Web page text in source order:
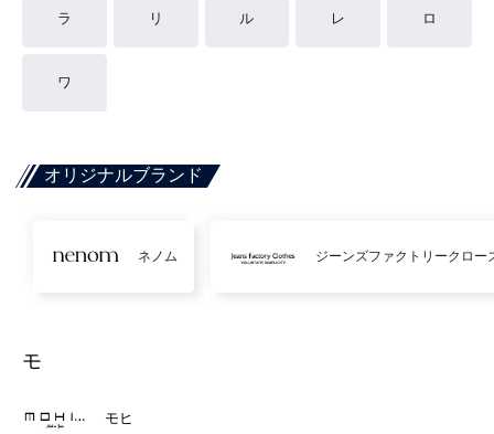
ラ リ ル レ ロ
ワ
オリジナルブランド
ネノム ジーンズファクトリークロー
モ
モヒ